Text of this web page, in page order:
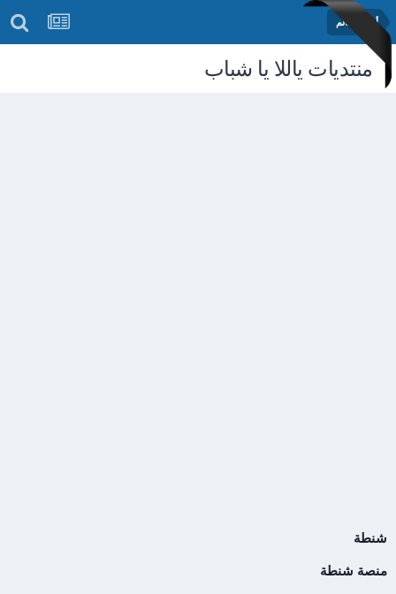
أخبار العالم
منتديات ياللا يا شباب
شنطة
منصة شنطة